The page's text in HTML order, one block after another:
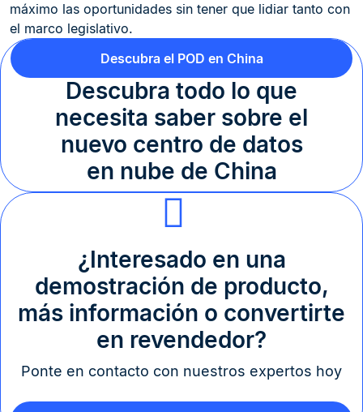
máximo las oportunidades sin tener que lidiar tanto con
el marco legislativo.
Descubra el POD en China
Descubra todo lo que
necesita saber sobre el
nuevo centro de datos
en nube de China
¿Interesado en una
demostración de producto,
más información o convertirte
en revendedor?
Ponte en contacto con nuestros expertos hoy